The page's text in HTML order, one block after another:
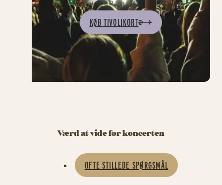
KØB TIVOLIKORT
Værd at vide før koncerten
OFTE STILLEDE SPØRGSMÅL